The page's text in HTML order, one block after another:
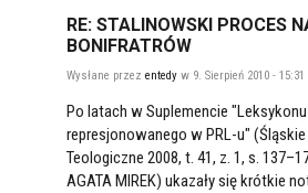
RE: STALINOWSKI PROCES
BONIFRATRÓW
Wysłane przez entedy w 9. Sierpień 2010 - 15:31
Po latach w Suplemencie
represjonowanego w PRL-u"
Teologiczne 2008, t. 41, z. 1, s.
AGATA MIREK) ukazały się krótkie